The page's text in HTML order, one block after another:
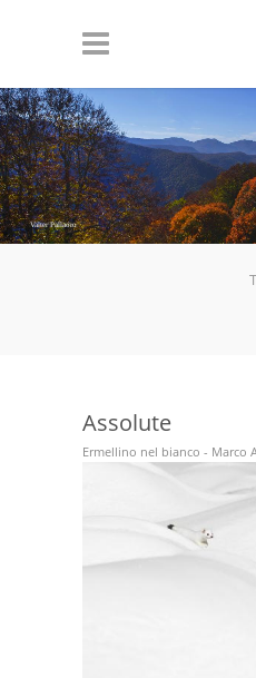
Valter Pallaoro
Assolute
Ermellino nel bianco - Marco